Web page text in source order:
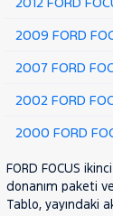
SKODA
SSANGYONG
SUBARU
TESLA
TOYOTA
TRAKTÖR
2009 FORD
2007 FORD
2002 FORD
2000 FORD
FORD FOCUS
donanım paketi
Tablo, yayındaki